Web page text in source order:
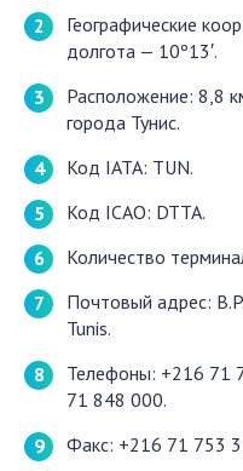
Географические
долгота — 10º13′.
Расположение: 8,8
города Тунис.
Код IATA: TUN.
Код ICAO: DTTA.
Количество
Почтовый адрес:
Tunis.
Телефоны: +216 71
71 848 000.
Факс: +216 71 753